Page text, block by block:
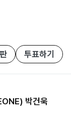
투표하기
박건욱